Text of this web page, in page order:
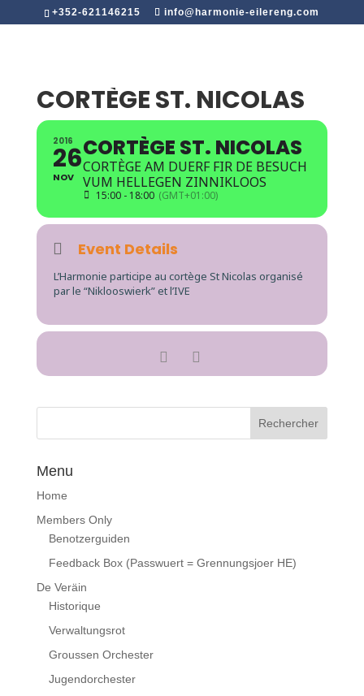
+352-621146215 info@harmonie-eilereng.com
CORTÈGE ST. NICOLAS
2016
26
NOV
CORTÈGE ST. NICOLAS
CORTÈGE AM DUERF FIR DE BESUCH
VUM HELLEGEN ZINNIKLOOS
15:00 - 18:00 (GMT+01:00)
Event Details
L’Harmonie participe au cortège St Nicolas organisé
par le “Niklooswierk” et l’IVE
Menu
Home
Members Only
Benotzerguiden
Feedback Box (Passwuert = Grennungsjoer HE)
De Veräin
Historique
Verwaltungsrot
Groussen Orchester
Jugendorchester